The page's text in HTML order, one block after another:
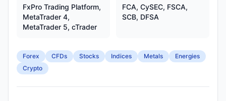
FxPro Trading Platform,
MetaTrader 4,
MetaTrader 5, cTrader
FCA, CySEC, FSCA,
SCB, DFSA
Forex CFDs Stocks Indices Metals
Energies
Crypto